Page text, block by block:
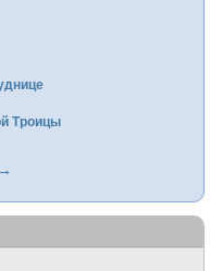
Троицы
→